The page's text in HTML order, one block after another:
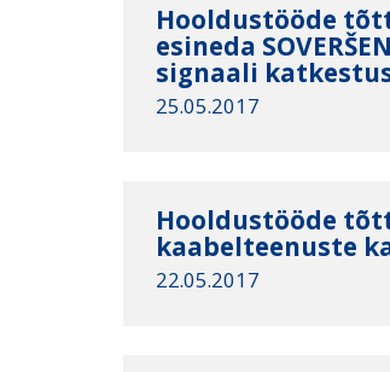
Hooldustööde
esineda
signaali
25.05.2017
Hooldustööde
kaabelteenuste
22.05.2017